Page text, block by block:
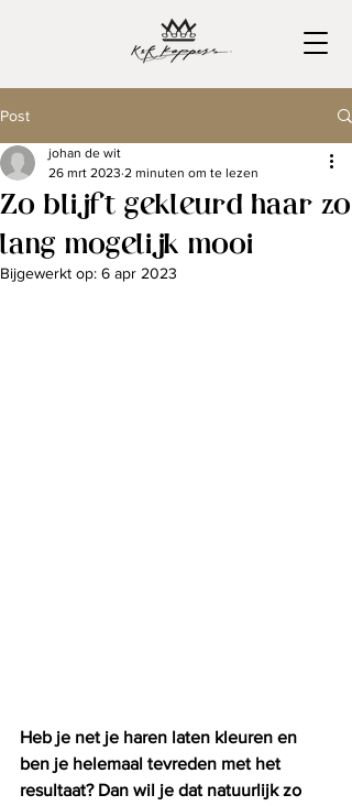
Post
Zo blijft gekleurd haar zo
lang mogelijk mooi
johan de wit
26 mrt 2023 2 minuten om te lezen
Bijgewerkt op: 6 apr 2023
Heb je net je haren laten kleuren en
ben je helemaal tevreden met het
resultaat? Dan wil je dat natuurlijk zo